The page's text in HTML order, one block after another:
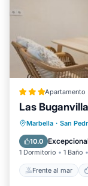
Apartamento
Las
Marbella · San
10.0
1 Dormitorio 1 Baño
Frente al mar
Frente
Vista